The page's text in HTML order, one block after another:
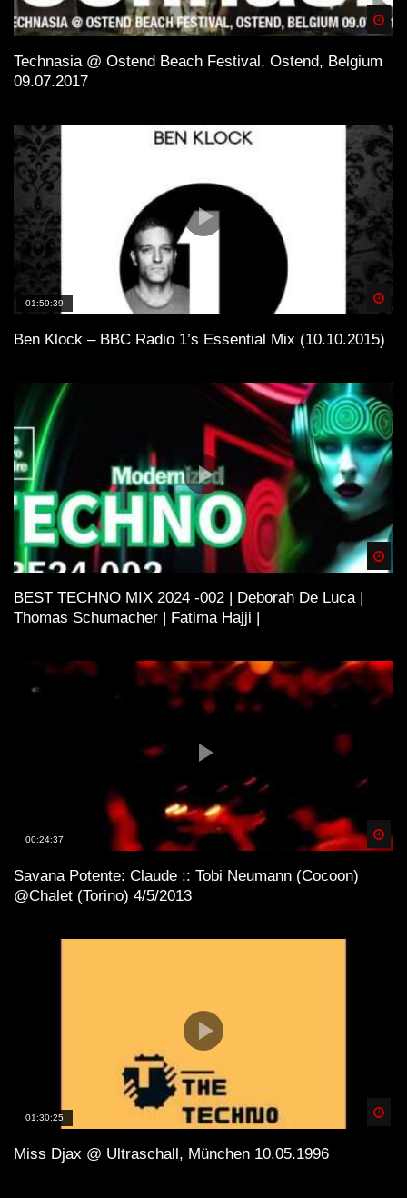
Technasia @ Ostend Beach Festival, Ostend, Belgium
09.07.2017
01:59:39
Ben Klock – BBC Radio 1’s Essential Mix (10.10.2015)
BEST TECHNO MIX 2024 -002 | Deborah De Luca |
Thomas Schumacher | Fatima Hajji |
00:24:37
Savana Potente: Claude :: Tobi Neumann (Cocoon)
@Chalet (Torino) 4/5/2013
01:30:25
Miss Djax @ Ultraschall, München 10.05.1996